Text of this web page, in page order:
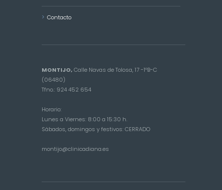
Contacto
MONTIJO,Calle Navas de Tolosa, 17 -1ºB-C
(06480)
Tfno.: 924 452 654
Horario:
Lunes a Viernes: 8:00 a 15:30 h.
Sábados, domingos y festivos: CERRADO
montijo@clinicadiana.es